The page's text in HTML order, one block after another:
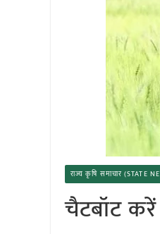
राज्य कृषि समाचार (STATE
चैटबॉट करें